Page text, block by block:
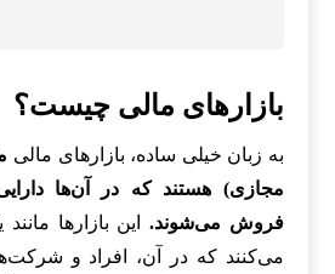
بازارهای مالی چیست؟
به زبان خیلی ساده، بازارهای مالی
مجازی) هستند که در آن‌ها
فروش می‌شوند. این بازارها
می‌کنند که در آن، افراد و